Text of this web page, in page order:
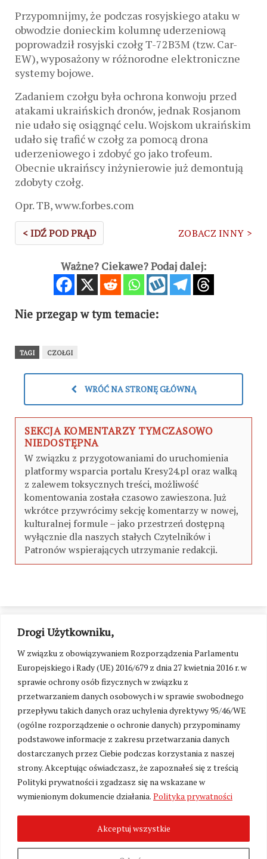
Drogi Użytkowniku,
W związku z obowiązywaniem Rozporządzenia Parlamentu
Europejskiego i Rady (UE) 2016/679 z dnia 27 kwietnia 2016 r. w
sprawie ochrony osób fizycznych w związku z
przetwarzaniem danych osobowych i w sprawie swobodnego
przepływu takich danych oraz uchylenia dyrektywy 95/46/WE
(ogólne rozporządzenie o ochronie danych) przypominamy
podstawowe informacje z zakresu przetwarzania danych
dostarczanych przez Ciebie podczas korzystania z naszej
strony. Akceptując oświadczasz, że zapoznałeś się z treścią
Polityki prywatności i zgadzasz się na wskazane w
wymienionym dokumencie działania. Polityka prywatności
Akceptuj wszystkie
Przypomnijmy, że podczas rosyjskiego ataku w
obwodzie donieckim kolumnę uderzeniową
poprowadził rosyjski czołg T-72B3M (tzw. Car-
EW), wyposażony w różnorodne elektroniczne
systemy bojowe.
Zadaniem czołgu była ochrona konwoju przed
atakami ukraińskich dronów, jednak Rosjanom
nie udało się osiągnąć celu. Wojskom ukraińskim
udało się trafić w czołg za pomocą drona
uderzeniowego i zdobyć go jako trofeum.
Obecnie ukraińscy inżynierowie już demontują
zdobyty czołg.
Opr. TB, www.forbes.com
< IDŹ POD PRĄD ZOBACZ INNY >
Ważne? Ciekawe? Podaj dalej:
Nie przegap w tym temacie:
TAGI CZOŁGI
WRÓĆ NA STRONĘ GŁÓWNĄ
SEKCJA KOMENTARZY TYMCZASOWO
NIEDOSTĘPNA
W związku z przygotowaniami do uruchomienia
platformy wsparcia portalu Kresy24.pl oraz walką
z zalewem toksycznych treści, możliwość
komentowania została czasowo zawieszona. Już
wkrótce przywrócimy sekcję komentarzy w nowej,
kulturalnej formule – jako przestrzeń dostępną
wyłącznie dla naszych stałych Czytelników i
Patronów wspierających utrzymanie redakcji.
Zmień ustawienia cookies
2026. Wszelkie Prawa Zastrzeżone.
Polityka prywatności